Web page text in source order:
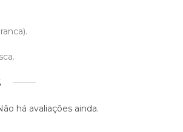
há avaliações ainda.